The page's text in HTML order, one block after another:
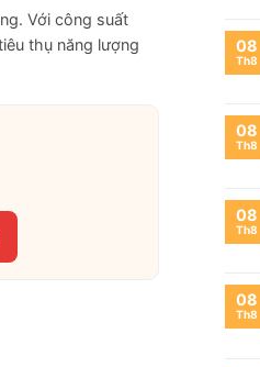
Với công suất
thụ năng lượng
08
Th8
08
Th8
08
Th8
08
Th8